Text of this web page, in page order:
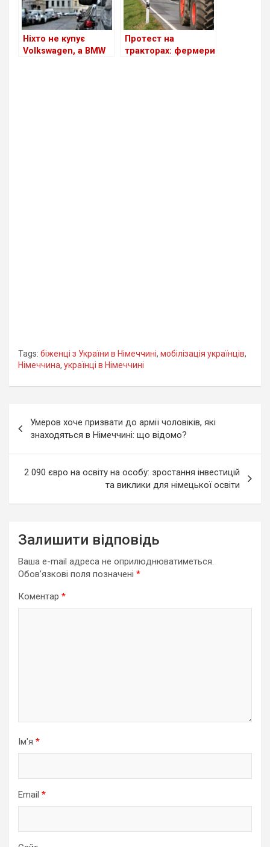
Ніхто не купує
Volkswagen, а BMW
Протест на
тракторах: фермери
Tags: біженці з України в Німеччині, мобілізація українців,
Німеччина, українці в Німеччині
записів
Умеров хоче призвати до армії чоловіків, які
знаходяться в Німеччині: що відомо?
2 090 євро на освіту на особу: зростання інвестицій
та виклики для німецької освіти
Залишити відповідь
Ваша e-mail адреса не оприлюднюватиметься.
Обов’язкові поля позначені *
Коментар *
Ім'я *
Email *